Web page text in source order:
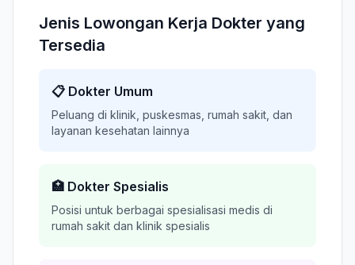
Jenis Lowongan Kerja Dokter yang
Tersedia
📋 Dokter Umum
Peluang di klinik, puskesmas, rumah sakit, dan
layanan kesehatan lainnya
🏥 Dokter Spesialis
Posisi untuk berbagai spesialisasi medis di
rumah sakit dan klinik spesialis